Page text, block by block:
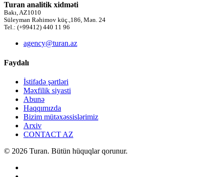
Turan analitik xidməti
Bakı, AZ1010
Süleyman Rəhimov küç.,186, Mən. 24
Tel.: (+99412) 440 11 96
agency@turan.az
Faydalı
İstifadə şərtləri
Məxfilik siyasti
Abunə
Haqqımızda
Bizim mütəxəssislərimiz
Arxiv
CONTACT AZ
© 2026 Turan. Bütün hüquqlar qorunur.